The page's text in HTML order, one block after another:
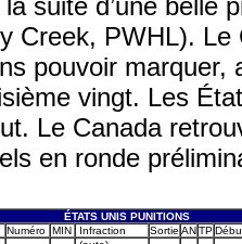
suite d’une belle
Creek, PWHL).
pouvoir
vingt. Les
Le Canada
en ronde
ÉTATS UNIS PUNITIONS
Numéro MIN Infraction Sortie ANTP